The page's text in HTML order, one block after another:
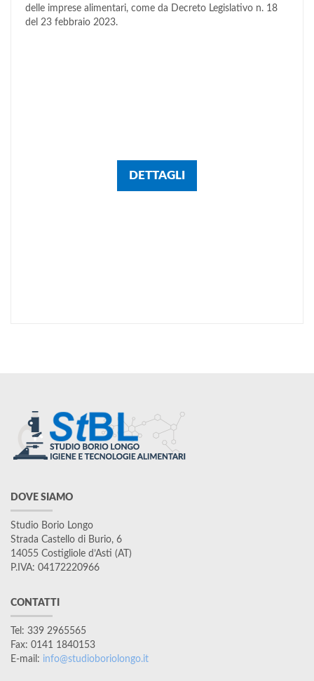
delle imprese alimentari, come da Decreto Legislativo n. 18
del 23 febbraio 2023.
DETTAGLI
DOVE SIAMO
Studio Borio Longo
Strada Castello di Burio, 6
14055 Costigliole d’Asti (AT)
P.IVA: 04172220966
CONTATTI
Tel: 339 2965565
Fax: 0141 1840153
E-mail: info@studioboriolongo.it